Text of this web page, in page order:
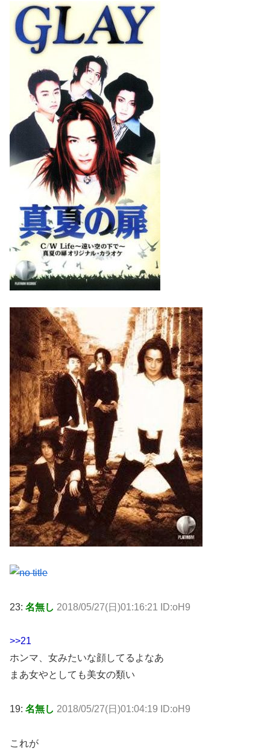
23: 名無し 2018/05/27(日)01:16:21 ID:oH9
>>21
ホンマ、女みたいな顔してるよなあ
まあ女やとしても美女の類い
19: 名無し 2018/05/27(日)01:04:19 ID:oH9
これが